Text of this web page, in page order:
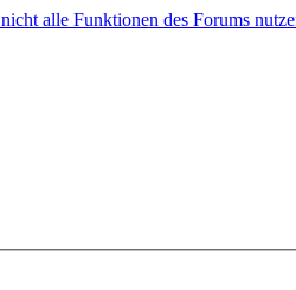
alle Funktionen des Forums